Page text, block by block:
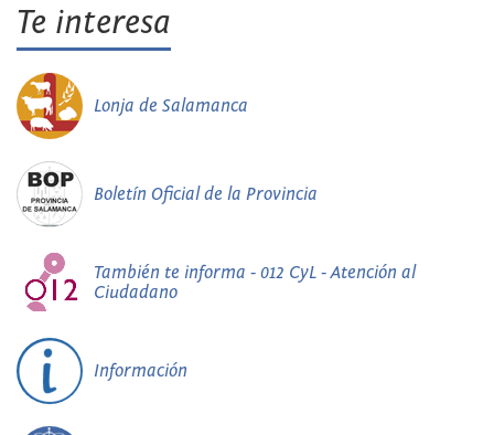
Te interesa
Lonja de Salamanca
Boletín Oficial de la Provincia
También te informa - 012 CyL - Atención al
Ciudadano
Información